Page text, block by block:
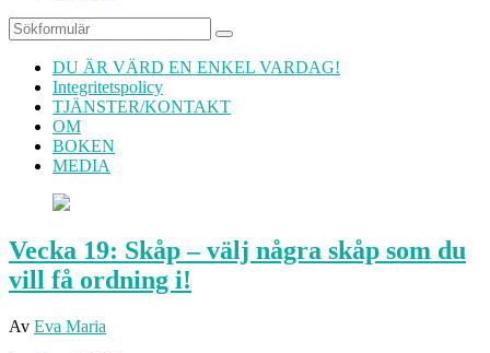
Sök
DU ÄR VÄRD EN ENKEL VARDAG!
Integritetspolicy
TJÄNSTER/KONTAKT
OM
BOKEN
MEDIA
Vecka 19: Skåp – välj några skåp som du
vill få ordning i!
Av Eva Maria